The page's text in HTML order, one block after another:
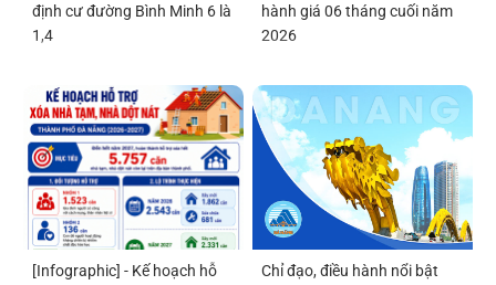
định cư đường Bình Minh 6 là
1,4
hành giá 06 tháng cuối năm
2026
[Infographic] - Kế hoạch hỗ
Chỉ đạo, điều hành nổi bật